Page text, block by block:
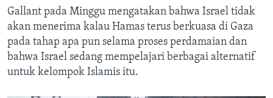
Gallant pada Minggu mengatakan bahwa Israel tidak
akan menerima kalau Hamas terus berkuasa di Gaza
pada tahap apa pun selama proses perdamaian dan
bahwa Israel sedang mempelajari berbagai alternatif
untuk kelompok Islamis itu.